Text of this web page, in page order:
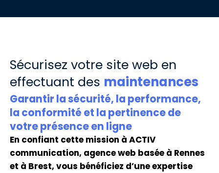
Sécurisez votre site web en
effectuant des maintenances
Garantir la sécurité, la performance,
la conformité et la pertinence de
votre présence en ligne
En confiant cette mission à ACTIV
communication, agence web basée à Rennes
et à Brest, vous bénéficiez d’une expertise